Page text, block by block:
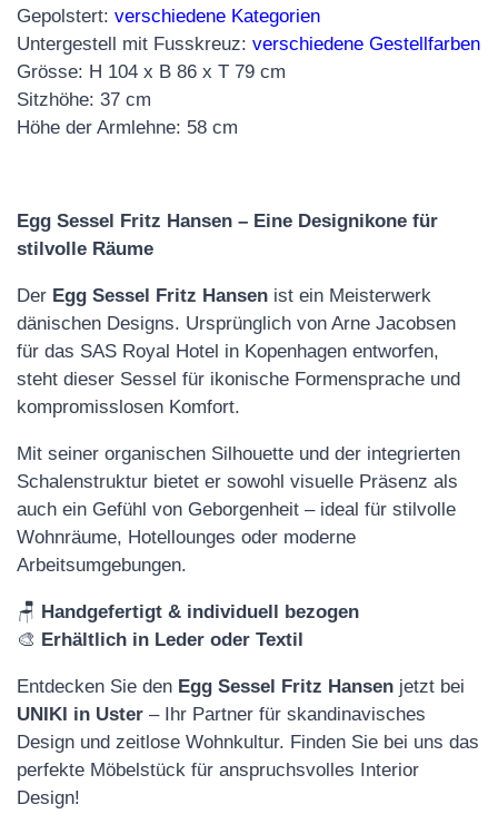
Gepolstert: verschiedene Kategorien
Untergestell mit Fusskreuz: verschiedene Gestellfarben
Grösse: H 104 x B 86 x T 79 cm
Sitzhöhe: 37 cm
Höhe der Armlehne: 58 cm
Egg Sessel Fritz Hansen – Eine Designikone für
stilvolle Räume
Der Egg Sessel Fritz Hansen ist ein Meisterwerk
dänischen Designs. Ursprünglich von Arne Jacobsen
für das SAS Royal Hotel in Kopenhagen entworfen,
steht dieser Sessel für ikonische Formensprache und
kompromisslosen Komfort.
Mit seiner organischen Silhouette und der integrierten
Schalenstruktur bietet er sowohl visuelle Präsenz als
auch ein Gefühl von Geborgenheit – ideal für stilvolle
Wohnräume, Hotellounges oder moderne
Arbeitsumgebungen.
🪑 Handgefertigt & individuell bezogen
🎨 Erhältlich in Leder oder Textil
Entdecken Sie den Egg Sessel Fritz Hansen jetzt bei
UNIKI in Uster – Ihr Partner für skandinavisches
Design und zeitlose Wohnkultur. Finden Sie bei uns das
perfekte Möbelstück für anspruchsvolles Interior
Design!